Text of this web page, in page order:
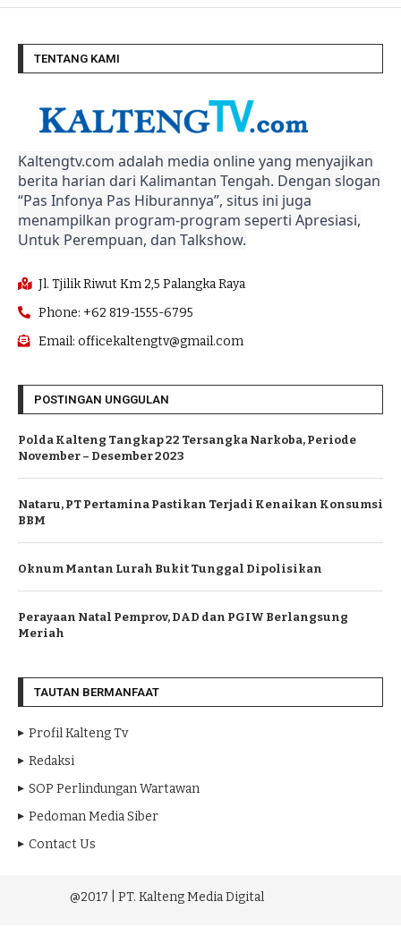
TENTANG KAMI
Kaltengtv.com adalah media online yang menyajikan
berita harian dari Kalimantan Tengah. Dengan slogan
“Pas Infonya Pas Hiburannya”, situs ini juga
menampilkan program-program seperti Apresiasi,
Untuk Perempuan, dan Talkshow.
Jl. Tjilik Riwut Km 2,5 Palangka Raya
Phone: +62 819-1555-6795
Email: officekaltengtv@gmail.com
POSTINGAN UNGGULAN
Polda Kalteng Tangkap 22 Tersangka Narkoba, Periode
November – Desember 2023
Nataru, PT Pertamina Pastikan Terjadi Kenaikan Konsumsi
BBM
Oknum Mantan Lurah Bukit Tunggal Dipolisikan
Perayaan Natal Pemprov, DAD dan PGIW Berlangsung
Meriah
TAUTAN BERMANFAAT
Profil Kalteng Tv
Redaksi
SOP Perlindungan Wartawan
Pedoman Media Siber
Contact Us
@2017 | PT. Kalteng Media Digital